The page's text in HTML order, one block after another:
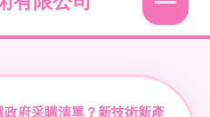
政府采購清單？新技術新產